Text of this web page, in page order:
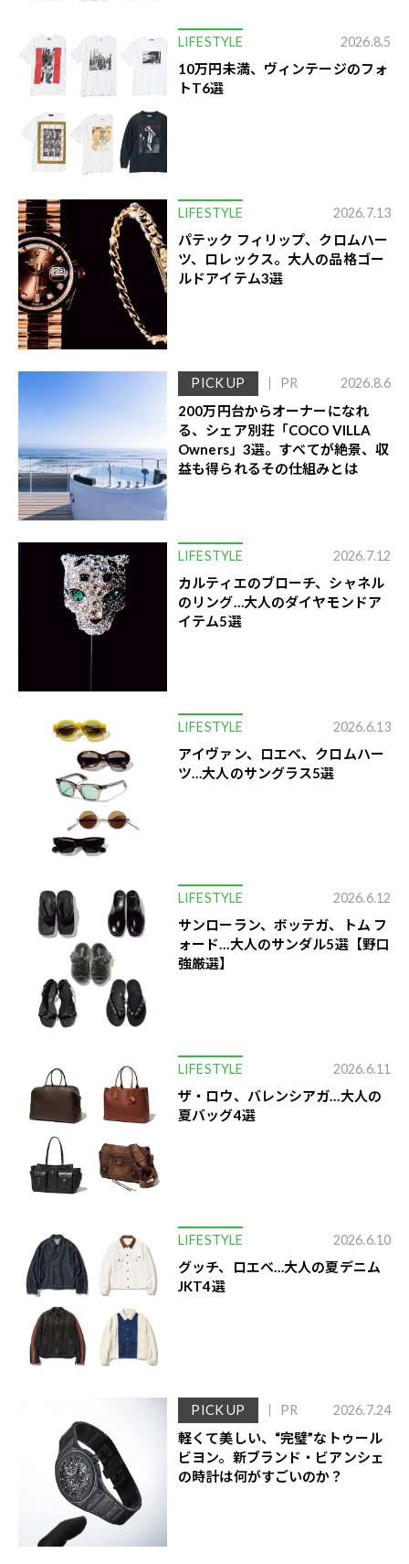
LIFESTYLE 2026.8.5
10万円未満、ヴィンテージのフォ
トT6選
LIFESTYLE 2026.7.13
パテック フィリップ、クロムハー
ツ、ロレックス。大人の品格ゴー
ルドアイテム3選
PICK UP PR 2026.8.6
200万円台からオーナーになれ
る、シェア別荘「COCO VILLA
Owners」3選。すべてが絶景、収
益も得られるその仕組みとは
LIFESTYLE 2026.7.12
カルティエのブローチ、シャネル
のリング…大人のダイヤモンドア
イテム5選
LIFESTYLE 2026.6.13
アイヴァン、ロエベ、クロムハー
ツ…大人のサングラス5選
LIFESTYLE 2026.6.12
サンローラン、ボッテガ、トム フ
ォード…大人のサンダル5選【野口
強厳選】
LIFESTYLE 2026.6.11
ザ・ロウ、バレンシアガ…大人の
夏バッグ4選
LIFESTYLE 2026.6.10
グッチ、ロエベ…大人の夏デニム
JKT4選
PICK UP PR 2026.7.24
軽くて美しい、“完璧”なトゥール
ビヨン。新ブランド・ビアンシェ
の時計は何がすごいのか？